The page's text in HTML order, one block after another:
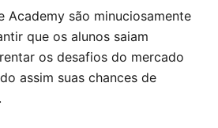
Academy são minuciosamente
que os alunos saiam
os desafios do mercado
assim suas chances de